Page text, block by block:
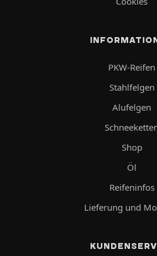
PKW-Reifen
Stahlfelgen
Alufelgen
Shop
Öl
Reifeninfos
Lieferung und